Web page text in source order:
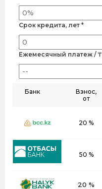
Срок кредита, лет *
Ежемесячный платеж / ₸
Банк
Взнос,
от
20 %
50 %
20 %